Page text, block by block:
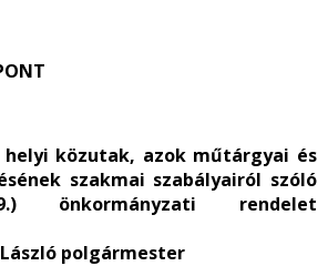
helyi közutak, azok műtárgyai és
szakmai szabályairól szóló
önkormányzati rendelet
László polgármester